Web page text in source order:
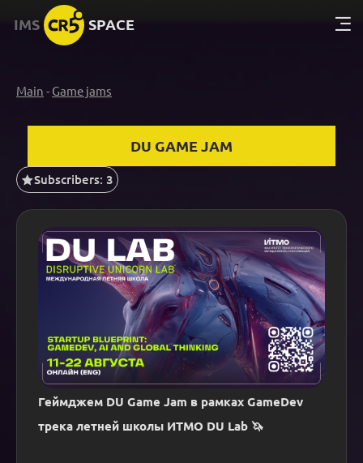
IMS SPACE
Main - Game jams
DU GAME JAM
Subscribers: 3
Геймджем DU Game Jam в рамках GameDev
трека летней школы ИТМО DU Lab 🦄